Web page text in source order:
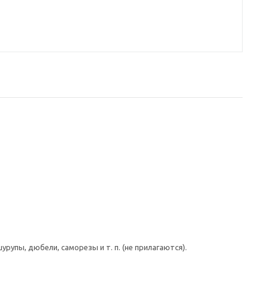
дюбели, саморезы и т. п. (не прилагаются).